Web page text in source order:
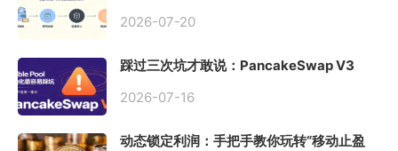
2026-07-20
踩过三次坑才敢说：PancakeSwap V3
初始化
2026-07-16
动态锁定利润：手把手教你玩转“移动止盈